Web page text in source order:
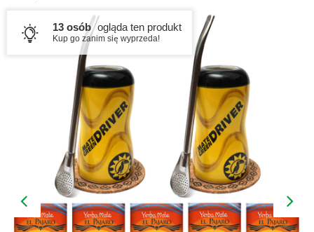
13 osób ogląda ten produkt
Kup go zanim się wyprzeda!